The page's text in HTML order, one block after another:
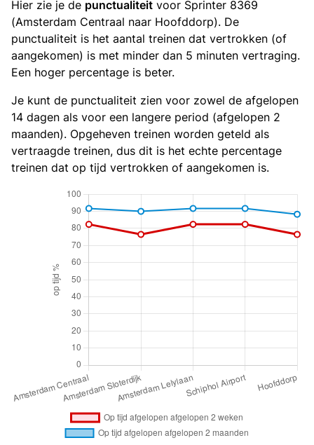
Hier zie je de punctualiteit voor Sprinter 8369
(Amsterdam Centraal naar Hoofddorp). De
punctualiteit is het aantal treinen dat vertrokken (of
aangekomen) is met minder dan 5 minuten vertraging.
Een hoger percentage is beter.
Je kunt de punctualiteit zien voor zowel de afgelopen
14 dagen als voor een langere period (afgelopen 2
maanden). Opgeheven treinen worden geteld als
vertraagde treinen, dus dit is het echte percentage
treinen dat op tijd vertrokken of aangekomen is.